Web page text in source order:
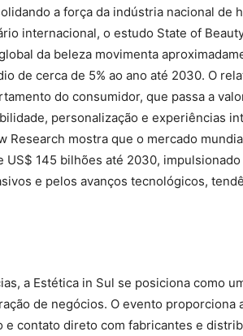
a força da indústria nacional de
internacional, o estudo State of
da beleza movimenta
de cerca de 5% ao ano até 2030. O
do consumidor, que passa a
personalização e experiências
Research mostra que o mercado
US$ 145 bilhões até 2030,
e pelos avanços tecnológicos,
a Estética in Sul se posiciona como
de negócios. O evento proporciona
contato direto com fabricantes e